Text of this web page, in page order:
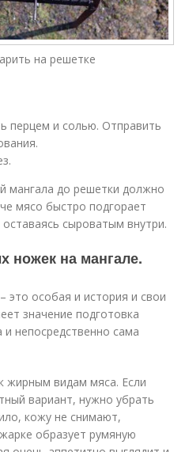
на решетке
перцем и солью. Отправить
мангала до решетки должно
мясо быстро подгорает
оставаясь сыроватым внутри.
ножек на мангале.
особая и история и свои
значение подготовка
непосредственно сама
жирным видам мяса. Если
вариант, нужно убрать
кожу не снимают,
образует румяную